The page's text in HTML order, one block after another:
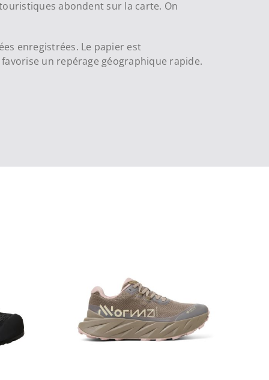
abondent sur la carte. On
enregistrées. Le papier est
un repérage géographique rapide.